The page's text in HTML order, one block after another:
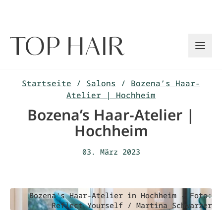
Startseite / Salons / Bozena’s Haar-
Atelier | Hochheim
Bozena’s Haar-Atelier |
Hochheim
03. März 2023
Bozena's Haar-Atelier in Hochheim - Foto:
Reflect Yourself / Martina Schwarzer